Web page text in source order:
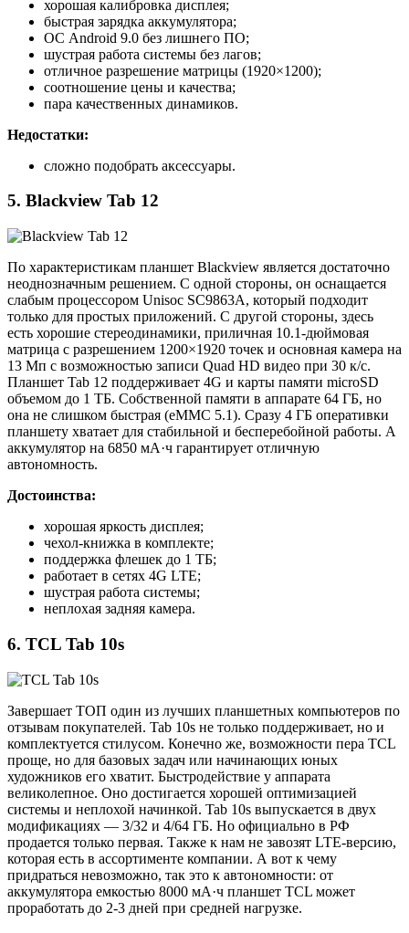
хорошая калибровка дисплея;
быстрая зарядка аккумулятора;
ОС Android 9.0 без лишнего ПО;
шустрая работа системы без лагов;
отличное разрешение матрицы (1920×1200);
соотношение цены и качества;
пара качественных динамиков.
Недостатки:
сложно подобрать аксессуары.
5. Blackview Tab 12
По характеристикам планшет Blackview является достаточно
неоднозначным решением. С одной стороны, он оснащается
слабым процессором Unisoc SC9863A, который подходит
только для простых приложений. С другой стороны, здесь
есть хорошие стереодинамики, приличная 10.1-дюймовая
матрица с разрешением 1200×1920 точек и основная камера на
13 Мп с возможностью записи Quad HD видео при 30 к/с.
Планшет Tab 12 поддерживает 4G и карты памяти microSD
объемом до 1 ТБ. Собственной памяти в аппарате 64 ГБ, но
она не слишком быстрая (eMMC 5.1). Сразу 4 ГБ оперативки
планшету хватает для стабильной и бесперебойной работы. А
аккумулятор на 6850 мА·ч гарантирует отличную
автономность.
Достоинства:
хорошая яркость дисплея;
чехол-книжка в комплекте;
поддержка флешек до 1 ТБ;
работает в сетях 4G LTE;
шустрая работа системы;
неплохая задняя камера.
6. TCL Tab 10s
Завершает ТОП один из лучших планшетных компьютеров по
отзывам покупателей. Tab 10s не только поддерживает, но и
комплектуется стилусом. Конечно же, возможности пера TCL
проще, но для базовых задач или начинающих юных
художников его хватит. Быстродействие у аппарата
великолепное. Оно достигается хорошей оптимизацией
системы и неплохой начинкой. Tab 10s выпускается в двух
модификациях — 3/32 и 4/64 ГБ. Но официально в РФ
продается только первая. Также к нам не завозят LTE-версию,
которая есть в ассортименте компании. А вот к чему
придраться невозможно, так это к автономности: от
аккумулятора емкостью 8000 мА·ч планшет TCL может
проработать до 2-3 дней при средней нагрузке.